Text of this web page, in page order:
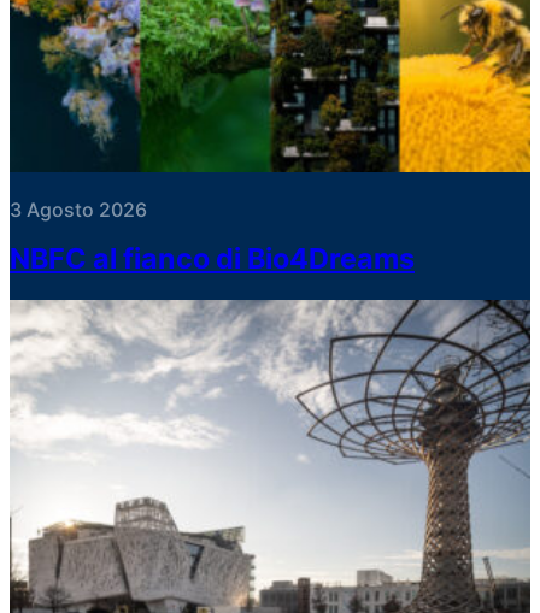
3 Agosto 2026
NBFC al fianco di Bio4Dreams